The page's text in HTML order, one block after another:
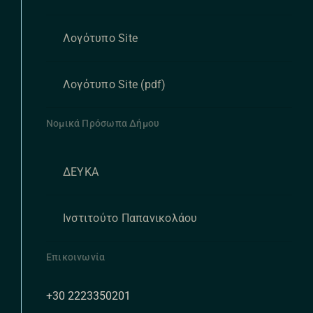
Λογότυπο Site
Λογότυπο Site (pdf)
Νομικά Πρόσωπα Δήμου
ΔΕΥΚΑ
Ινστιτούτο Παπανικολάου
Επικοινωνία
+30 2223350201